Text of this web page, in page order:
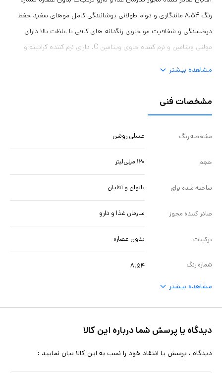
رنگ ۸.۵۴ ماندگاری و دوام طولانی پوشانندگی کامل موهای سفید حفظ
درخشندگی و شفافیت مو حاوی رنگدانه های کافی با غلظت بالا دارای
مولتی ویتامین و نرم کننده حاوی ویتامین C. دارای نرم کننده کراتینه و
مشاهده بیشتر
مشخصات فنی
مشخصه رنگ عسلی روشن
حجم ۱۲۰ میلی‌لیتر
ساخته شده برای بانوان و آقایان
صادر کننده مجوز سازمان غذا و دارو
ترکیبات بدون عصاره
شماره رنگ ۸.۵۴
مشاهده بیشتر
دیدگاه یا پرسش شما درباره این کالا
دیدگاه ، پرسش یا انتقاد خود را نسب به این کالا بیان نمایید :